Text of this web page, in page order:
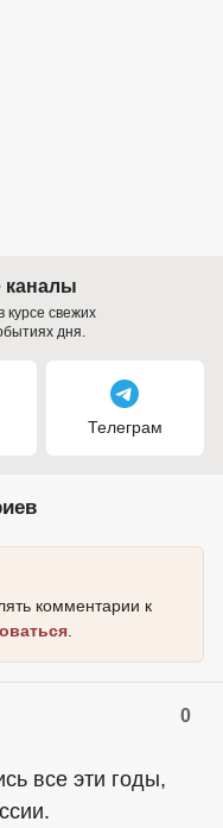
каналы
курсе свежих
дня.
Телеграм
комментарии к
0
все эти годы,